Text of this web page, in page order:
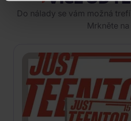
Do nálady se vám možná
Mrkněte na